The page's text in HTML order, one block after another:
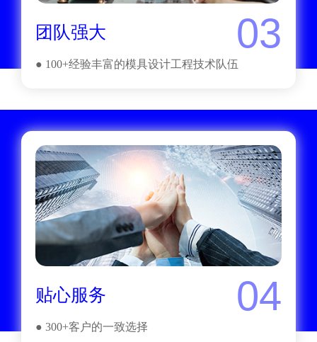
团队强大 03
● 100+经验丰富的模具设计工程技术队伍
贴心服务 04
● 300+客户的一致选择